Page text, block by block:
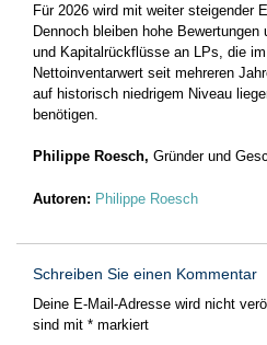
Für 2026 wird mit weiter steigender
Dennoch bleiben hohe Bewertungen
und Kapitalrückflüsse an LPs, die
Nettoinventarwert seit mehreren
auf historisch niedrigem Niveau
benötigen.
Philippe Roesch, Gründer und
Autoren: Philippe Roesch
Schreiben Sie einen Kommentar
Deine E-Mail-Adresse wird nicht
sind mit * markiert